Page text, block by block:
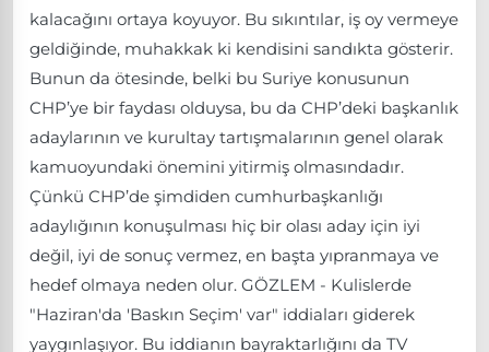
kalacağını ortaya koyuyor. Bu sıkıntılar, iş oy vermeye
geldiğinde, muhakkak ki kendisini sandıkta gösterir.
Bunun da ötesinde, belki bu Suriye konusunun
CHP’ye bir faydası olduysa, bu da CHP’deki başkanlık
adaylarının ve kurultay tartışmalarının genel olarak
kamuoyundaki önemini yitirmiş olmasındadır.
Çünkü CHP’de şimdiden cumhurbaşkanlığı
adaylığının konuşulması hiç bir olası aday için iyi
değil, iyi de sonuç vermez, en başta yıpranmaya ve
hedef olmaya neden olur. GÖZLEM - Kulislerde
"Haziran'da 'Baskın Seçim' var" iddiaları giderek
yaygınlaşıyor. Bu iddianın bayraktarlığını da TV